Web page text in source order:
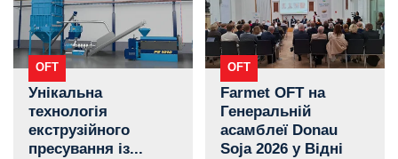
OFT
Унікальна
технологія
екструзійного
пресування із...
OFT
Farmet OFT на
Генеральній
асамблеї Donau
Soja 2026 у Відні